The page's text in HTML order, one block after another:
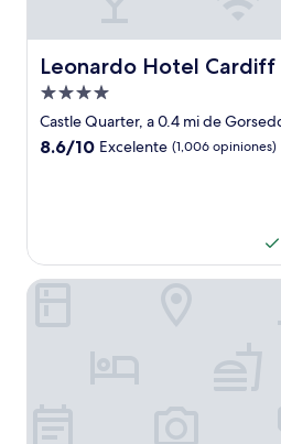
Leonardo Hotel Cardiff
Leonardo Hotel Cardiff
Propiedad
de
4.0
Castle Quarter, a 0.4 mi de
8.6
8.6/10 Excelente (1,006 opiniones)
The Angel Hotel